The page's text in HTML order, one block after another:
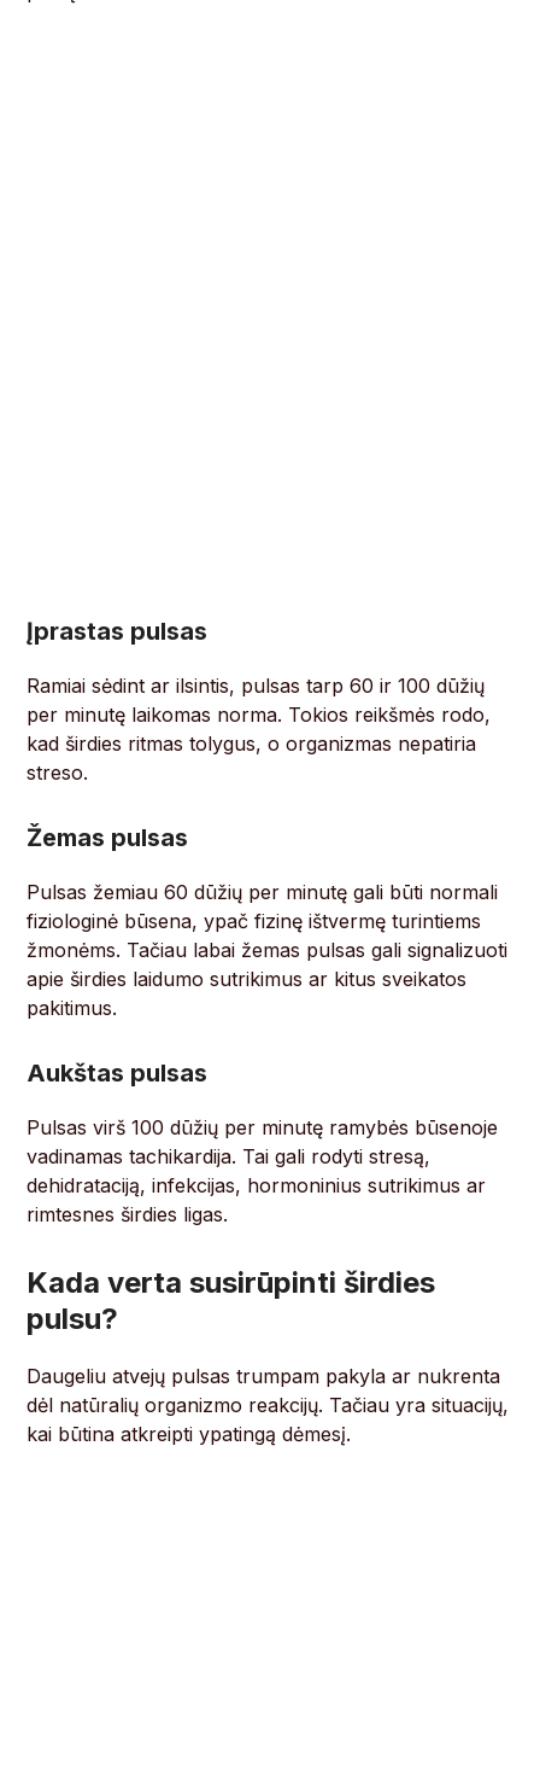
Įprastas pulsas
Ramiai sėdint ar ilsintis, pulsas tarp 60 ir 100 dūžių
per minutę laikomas norma. Tokios reikšmės rodo,
kad širdies ritmas tolygus, o organizmas nepatiria
streso.
Žemas pulsas
Pulsas žemiau 60 dūžių per minutę gali būti normali
fiziologinė būsena, ypač fizinę ištvermę turintiems
žmonėms. Tačiau labai žemas pulsas gali signalizuoti
apie širdies laidumo sutrikimus ar kitus sveikatos
pakitimus.
Aukštas pulsas
Pulsas virš 100 dūžių per minutę ramybės būsenoje
vadinamas tachikardija. Tai gali rodyti stresą,
dehidrataciją, infekcijas, hormoninius sutrikimus ar
rimtesnes širdies ligas.
Kada verta susirūpinti širdies
pulsu?
Daugeliu atvejų pulsas trumpam pakyla ar nukrenta
dėl natūralių organizmo reakcijų. Tačiau yra situacijų,
kai būtina atkreipti ypatingą dėmesį.